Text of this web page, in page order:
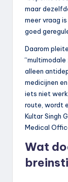
maar
meer vraag
goed
Daarom
alleen
medicijnen
iets niet
route, wordt
Kultar Singh
Medical
Wat